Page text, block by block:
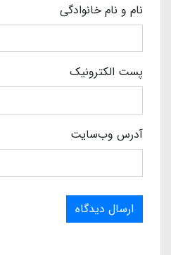
نام و نام خانوادگی
پست الکترونیک
آدرس وب‌سایت
ارسال دیدگاه